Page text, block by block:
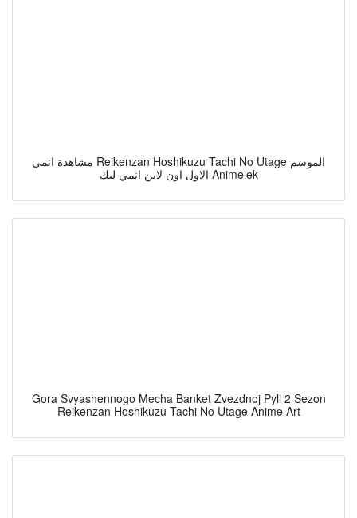
مشاهدة انمي Reikenzan Hoshikuzu Tachi No Utage الموسم
الاول اون لاين انمي ليك Animelek
Gora Svyashennogo Mecha Banket Zvezdnoj Pyli 2 Sezon
Reikenzan Hoshikuzu Tachi No Utage Anime Art